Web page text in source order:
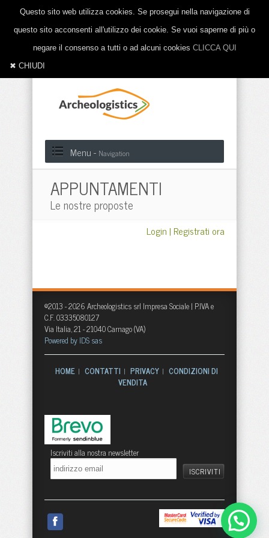
Menu - Navigation
APPUNTAMENTI
Le nostre proposte
Login|Registrati ora
©2013 - 2026 Archeologistics srl Impresa Sociale | P.IVA e
C.F. 03335080127
Via Italia, 21 - 21040 Carnago (VA)
Powered by IDS sas
HOME | CONTATTI | PRIVACY | CONDIZIONI DI
VENDITA
Iscriviti alla nostra newsletter
Questo sito web utilizza cookies. Se prosegui nella navigazione di
questo sito acconsenti all'utilizzo dei cookie. Se vuoi saperne di più o
negare il consenso a tutti o ad alcuni cookies CLICCA QUI
✖ CHIUDI